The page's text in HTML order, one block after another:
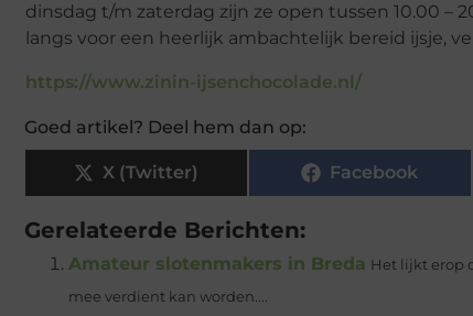
dinsdag t/m zaterdag zijn ze open tussen 10.00 –
langs voor een heerlijk ambachtelijk bereid ijsje,
https://www.zinin-ijsenchocolade.nl/
Goed artikel? Deel hem dan op:
X (Twitter) Facebook
Gerelateerde Berichten:
Amateur slotenmakers in Breda Het lijkt erop
mee verdient kan worden....